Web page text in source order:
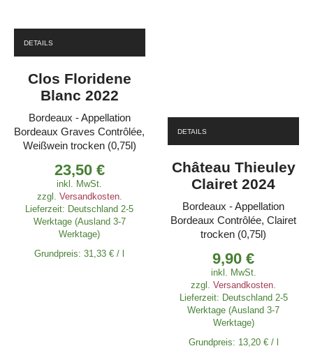
DETAILS
Clos Floridene
Blanc 2022
Bordeaux - Appellation
Bordeaux Graves Contrôlée,
Weißwein trocken (0,75l)
23,50 €
inkl. MwSt.
zzgl. Versandkosten.
Lieferzeit: Deutschland 2-5
Werktage (Ausland 3-7
Werktage)
Grundpreis:31,33€ /
DETAILS
Château Thieuley
Clairet 2024
Bordeaux - Appellation
Bordeaux Contrôlée, Clairet
trocken (0,75l)
9,90€
inkl. MwSt.
zzgl.Versandkosten.
Lieferzeit: Deutschland 2-5
Werktage (Ausland 3-7
Werktage)
Grundpreis: 13,20 €/